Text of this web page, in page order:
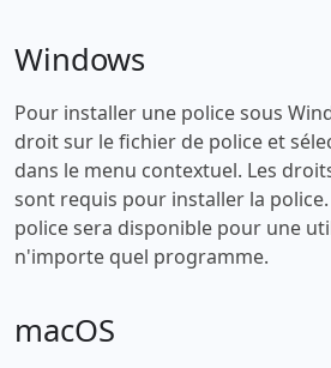
Windows
Pour installer une police sous
droit sur le fichier de police et
dans le menu contextuel. Les
sont requis pour installer la
police sera disponible pour une
n'importe quel programme.
macOS